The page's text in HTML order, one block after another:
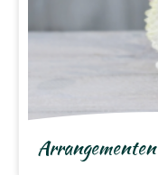
Arrangementen